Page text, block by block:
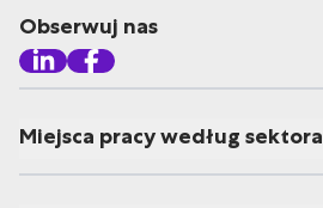
Obserwuj nas
Miejsca pracy według sektora